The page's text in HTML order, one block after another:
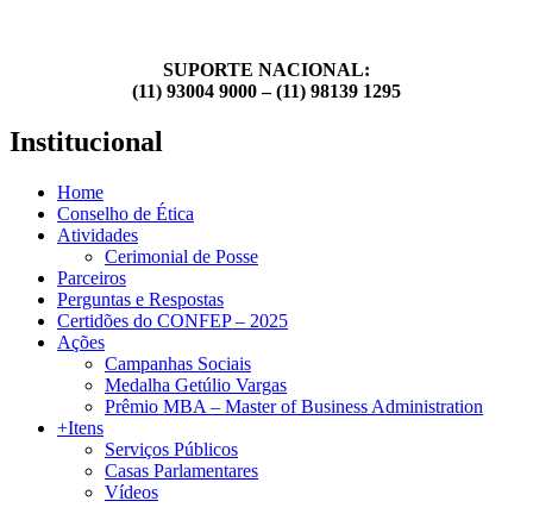
SUPORTE NACIONAL:
(11) 93004 9000 – (11) 98139 1295
Institucional
Home
Conselho de Ética
Atividades
Cerimonial de Posse
Parceiros
Perguntas e Respostas
Certidões do CONFEP – 2025
Ações
Campanhas Sociais
Medalha Getúlio Vargas
Prêmio MBA – Master of Business Administration
+Itens
Serviços Públicos
Casas Parlamentares
Vídeos